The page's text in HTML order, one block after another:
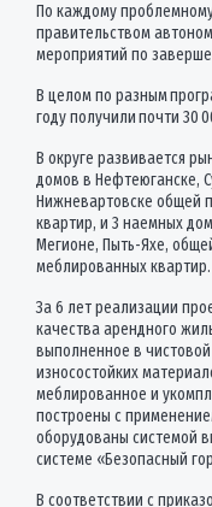
По каждому
правительством
мероприятий по
В целом по разным
году получили почти 30
В округе развивается
домов в Нефтеюганске,
Нижневартовске общей
квартир, и 3 наемных
Мегионе, Пыть-Яхе,
меблированных квартир.
За 6 лет реализации
качества арендного
выполненное в
износостойких
меблированное и
построены с
оборудованы системой
системе «Безопасный
В соответствии с